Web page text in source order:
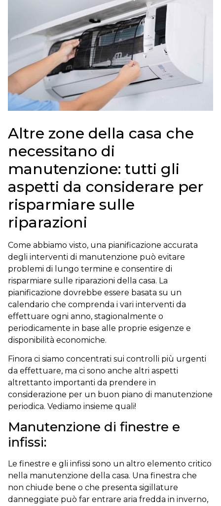
Altre zone della casa che
necessitano di
manutenzione: tutti gli
aspetti da considerare per
risparmiare sulle
riparazioni
Come abbiamo visto, una pianificazione accurata
degli interventi di manutenzione può evitare
problemi di lungo termine e consentire di
risparmiare sulle riparazioni della casa. La
pianificazione dovrebbe essere basata su un
calendario che comprenda i vari interventi da
effettuare ogni anno, stagionalmente o
periodicamente in base alle proprie esigenze e
disponibilità economiche.
Finora ci siamo concentrati sui controlli più urgenti
da effettuare, ma ci sono anche altri aspetti
altrettanto importanti da prendere in
considerazione per un buon piano di manutenzione
periodica. Vediamo insieme quali!
Manutenzione di finestre e
infissi:
Le finestre e gli infissi sono un altro elemento critico
nella manutenzione della casa. Una finestra che
non chiude bene o che presenta sigillature
danneggiate può far entrare aria fredda in inverno,